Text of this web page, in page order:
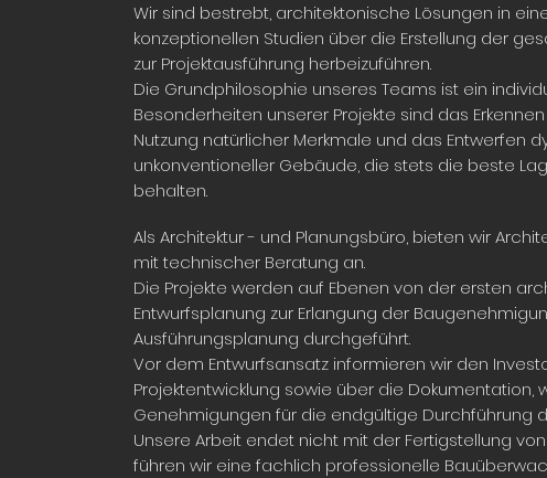
Wir sind bestrebt, architektonische Lösungen in
konzeptionellen Studien über die Erstellung der
zur Projektausführung herbeizuführen.
Die Grundphilosophie unseres Teams ist ein
Besonderheiten unserer Projekte sind das
Nutzung natürlicher Merkmale und das Entwerfen
unkonventioneller Gebäude, die stets die beste
behalten.
Als Architektur - und Planungsbüro, bieten wir
mit technischer Beratung an.
Die Projekte werden auf Ebenen von der ersten
Entwurfsplanung zur Erlangung der
Ausführungsplanung durchgeführt.
Vor dem Entwurfsansatz informieren wir den
Projektentwicklung sowie über die Dokumentation,
Genehmigungen für die endgültige Durchführung
Unsere Arbeit endet nicht mit der Fertigstellung
führen wir eine fachlich professionelle